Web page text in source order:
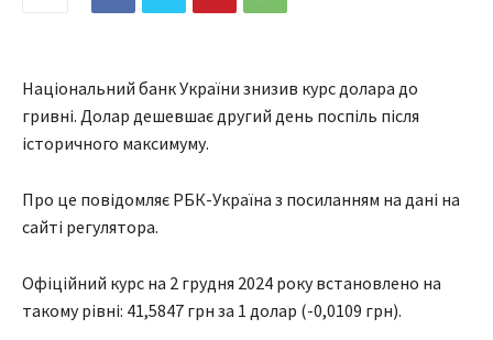
Національний банк України знизив курс долара до
гривні. Долар дешевшає другий день поспіль після
історичного максимуму.
Про це повідомляє РБК-Україна з посиланням на дані на
сайті регулятора.
Офіційний курс на 2 грудня 2024 року встановлено на
такому рівні: 41,5847 грн за 1 долар (-0,0109 грн).